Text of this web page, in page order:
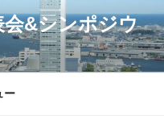
会&シンポジウ
ー